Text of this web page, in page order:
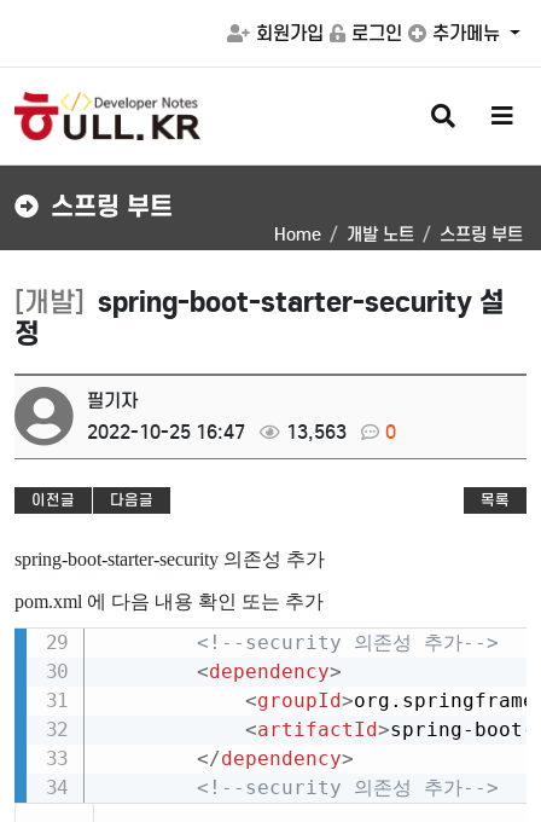
회원가입 로그인 추가메뉴
검
색
버
메
버
스프링 부트
Home 개발 노트 스프링 부트
[개발] spring-boot-starter-security 설
정
필기자
2022-10-25 16:47
13,563 0
이전글 다음글 목록
spring-boot-starter-security 의존성 추가
pom.xml 에 다음 내용 확인 또는 추가
<!--security 의존성 추가-->
<dependency>
<groupId>
<artifactId>spring-
</dependency>
<!--security 의존성 추가-->
Copy